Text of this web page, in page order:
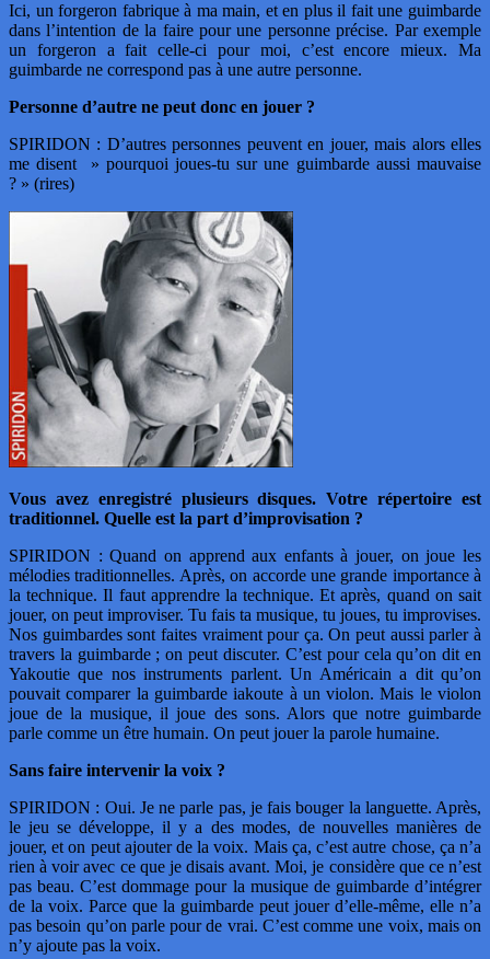
Ici, un forgeron fabrique à ma main, et en plus il fait une guimbarde
dans l’intention de la faire pour une personne précise. Par exemple
un forgeron a fait celle-ci pour moi, c’est encore mieux. Ma
guimbarde ne correspond pas à une autre personne.
Personne d’autre ne peut donc en jouer ?
SPIRIDON : D’autres personnes peuvent en jouer, mais alors elles
me disent » pourquoi joues-tu sur une guimbarde aussi mauvaise
? » (rires)
Vous avez enregistré plusieurs disques. Votre répertoire est
traditionnel. Quelle est la part d’improvisation ?
SPIRIDON : Quand on apprend aux enfants à jouer, on joue les
mélodies traditionnelles. Après, on accorde une grande importance à
la technique. Il faut apprendre la technique. Et après, quand on sait
jouer, on peut improviser. Tu fais ta musique, tu joues, tu improvises.
Nos guimbardes sont faites vraiment pour ça. On peut aussi parler à
travers la guimbarde ; on peut discuter. C’est pour cela qu’on dit en
Yakoutie que nos instruments parlent. Un Américain a dit qu’on
pouvait comparer la guimbarde iakoute à un violon. Mais le violon
joue de la musique, il joue des sons. Alors que notre guimbarde
parle comme un être humain. On peut jouer la parole humaine.
Sans faire intervenir la voix ?
SPIRIDON : Oui. Je ne parle pas, je fais bouger la languette. Après,
le jeu se développe, il y a des modes, de nouvelles manières de
jouer, et on peut ajouter de la voix. Mais ça, c’est autre chose, ça n’a
rien à voir avec ce que je disais avant. Moi, je considère que ce n’est
pas beau. C’est dommage pour la musique de guimbarde d’intégrer
de la voix. Parce que la guimbarde peut jouer d’elle-même, elle n’a
pas besoin qu’on parle pour de vrai. C’est comme une voix, mais on
n’y ajoute pas la voix.